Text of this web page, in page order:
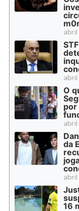
abril
abril
O
por
abril
da
abril
16